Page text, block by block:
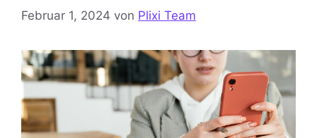
Februar 1, 2024 von Plixi Team